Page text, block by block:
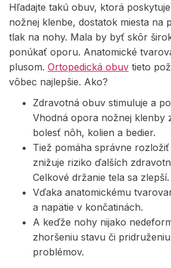
Hľadajte takú obuv, ktorá
nožnej klenbe, dostatok miesta na
tlak na nohy. Mala by byť skôr
ponúkať oporu. Anatomické
plusom. Ortopedická obuv tieto
vôbec najlepšie. Ako?
Zdravotná obuv stimuluje a
Vhodná opora nožnej klenby
bolesť nôh, kolien a bedier.
Tiež pomáha správne
znižuje riziko ďalších
Celkové držanie tela sa zlepší.
Vďaka anatomickému
a napätie v končatinách.
A keďže nohy nijako
zhoršeniu stavu či
problémov.